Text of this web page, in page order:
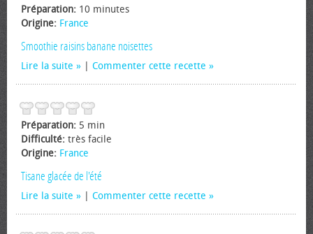
Préparation: 10 minutes
Origine: France
Smoothie raisins banane noisettes
Lire la suite Commenter cette recette
Préparation: 5 min
Difficulté: très facile
Origine: France
Tisane glacée de l'été
Lire la suite Commenter cette recette